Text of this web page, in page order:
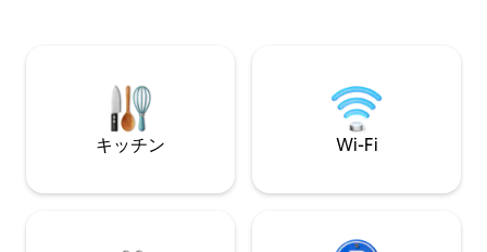
あります。休息やリモートワークに最適
をお勧めします。
ションで、セント
分、Colina
キッチン Wi-Fi